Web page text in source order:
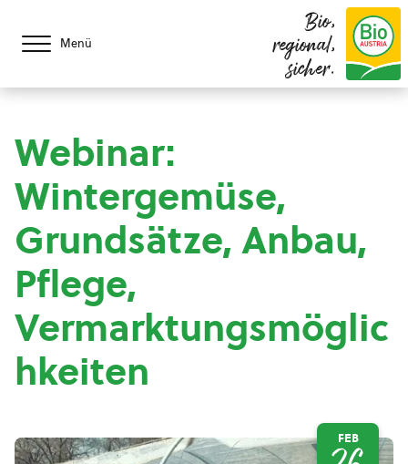
Menü
Bio,
regional,
sicher.
Webinar:
Wintergemüse,
Grundsätze, Anbau,
Pflege,
Vermarktungsmöglic
hkeiten
FEB